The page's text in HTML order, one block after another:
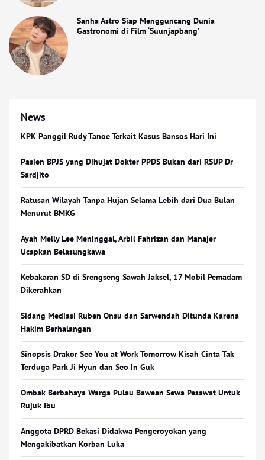
Sanha Astro Siap Mengguncang Dunia
Gastronomi di Film ‘Suunjapbang’
News
KPK Panggil Rudy Tanoe Terkait Kasus Bansos Hari Ini
Pasien BPJS yang Dihujat Dokter PPDS Bukan dari RSUP Dr
Sardjito
Ratusan Wilayah Tanpa Hujan Selama Lebih dari Dua Bulan
Menurut BMKG
Ayah Melly Lee Meninggal, Arbil Fahrizan dan Manajer
Ucapkan Belasungkawa
Kebakaran SD di Srengseng Sawah Jaksel, 17 Mobil Pemadam
Dikerahkan
Sidang Mediasi Ruben Onsu dan Sarwendah Ditunda Karena
Hakim Berhalangan
Sinopsis Drakor See You at Work Tomorrow Kisah Cinta Tak
Terduga Park Ji Hyun dan Seo In Guk
Ombak Berbahaya Warga Pulau Bawean Sewa Pesawat Untuk
Rujuk Ibu
Anggota DPRD Bekasi Didakwa Pengeroyokan yang
Mengakibatkan Korban Luka